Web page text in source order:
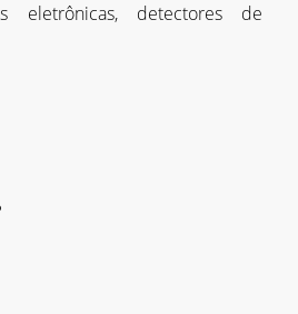
eletrônicas, detectores de